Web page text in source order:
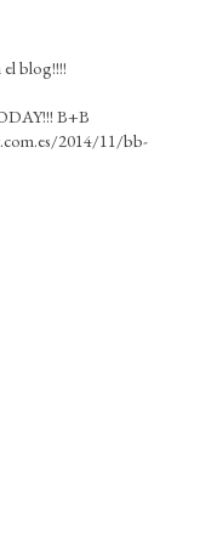
el blog!!!!
B+B
2014/11/bb-